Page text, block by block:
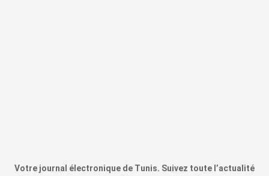
Votre journal électronique de Tunis. Suivez toute l’actualité